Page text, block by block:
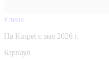
Елена
На Kinpet c мая 2026 г.
Барнаул